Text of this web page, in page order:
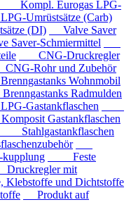
Kompl. Eurogas LPG-
Umrüstsätze (Carb)
(DI)
Valve Saver
Schmiermittel
CNG-Druckregler
Rohr und Zubehör
Wohnmobil
Radmulden
Gastankflaschen
Gastankflaschen
Stahlgastankflaschen
Feste
mit
und Dichtstoffe
Produkt auf